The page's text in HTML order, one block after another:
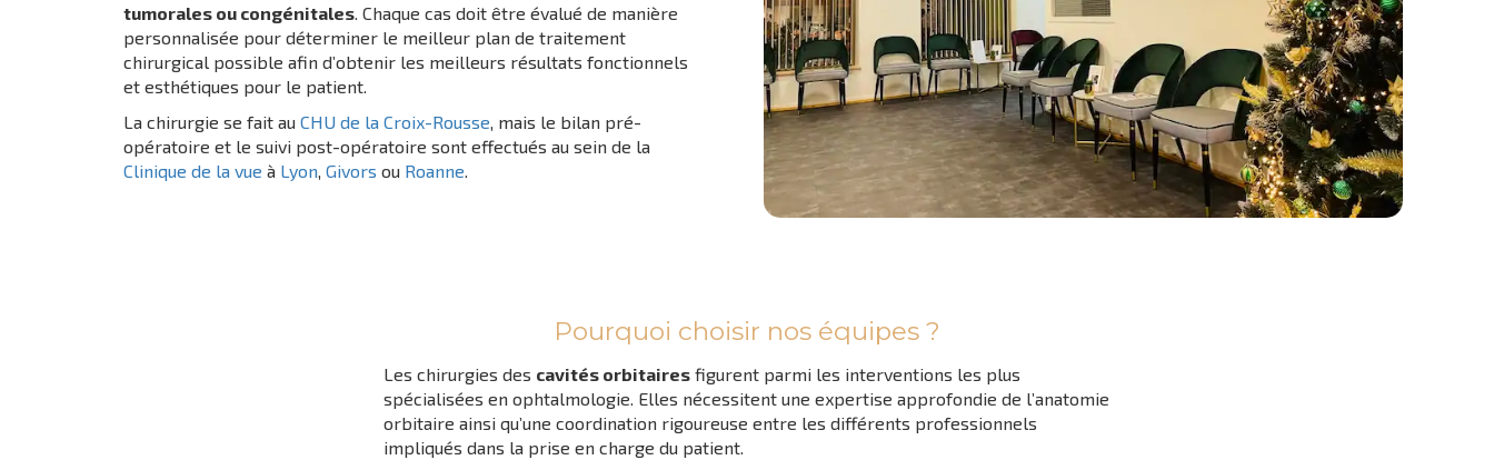
tumorales ou congénitales. Chaque cas doit être évalué de manière
personnalisée pour déterminer le meilleur plan de traitement
chirurgical possible afin d’obtenir les meilleurs résultats fonctionnels
et esthétiques pour le patient.
La chirurgie se fait au CHU de la Croix-Rousse, mais le bilan pré-
opératoire et le suivi post-opératoire sont effectués au sein de la
Clinique de la vue à Lyon, Givors ou Roanne.
Pourquoi choisir nos équipes ?
Les chirurgies des cavités orbitaires figurent parmi les interventions les plus
spécialisées en ophtalmologie. Elles nécessitent une expertise approfondie de l’anatomie
orbitaire ainsi qu’une coordination rigoureuse entre les différents professionnels
impliqués dans la prise en charge du patient.